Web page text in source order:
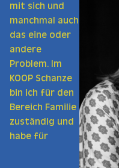
mit sich und
manchmal auch
das eine oder
andere
Problem. Im
KOOP Schanze
bin ich für den
Bereich Familie
zuständig und
habe für